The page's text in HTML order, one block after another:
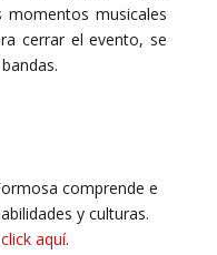
musicales
cerrar el evento, se
comprende e
y culturas.
click aquí.